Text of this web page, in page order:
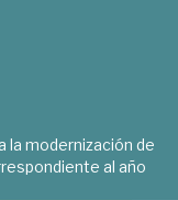
la modernización de
al año